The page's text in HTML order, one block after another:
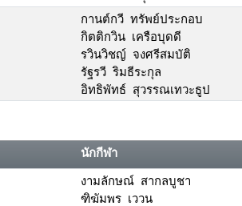
กานต์กวี ทรัพย์ประกอบ
กิตติกวิน เครือบุดดี
รวินวิชญ์ จงศรีสมบัติ
รัฐรวี ริมธีระกุล
อิทธิพัทธ์ สุวรรณเทวะธูป
นักกีฬา
งามลักษณ์ สากลบูชา
ฑิฆัมพร เววน